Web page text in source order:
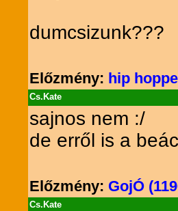
dumcsizunk???
Előzmény: hip
Cs.Kate
sajnos nem :/
de erről is a
Előzmény: GojÓ
Cs.Kate